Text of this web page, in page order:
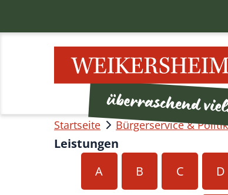
Startseite Bürgerservice & Politik
Leistungen
A
B C D